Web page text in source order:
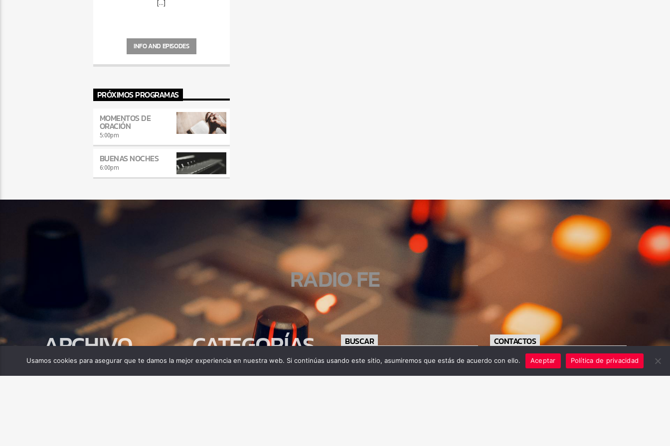
[...]
INFO AND EPISODES
PRÓXIMOS PROGRAMAS
MOMENTOS DE
ORACIÓN
5:00pm
BUENAS NOCHES
6:00pm
RADIO FE
ARCHIVO
abril 2025
CATEGORÍAS
Biblia
BUSCAR CONTACTOS
https://radiofe.com.sv/
Usamos cookies para asegurar que te damos la mejor experiencia en nuestra web. Si continúas usando este sitio, asumiremos que estás de acuerdo con ello. Aceptar Política de privacidad